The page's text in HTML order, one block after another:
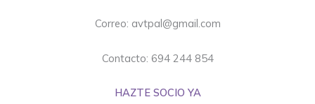
Correo: avtpal@gmail.com
Contacto: 694 244 854
HAZTE SOCIO YA